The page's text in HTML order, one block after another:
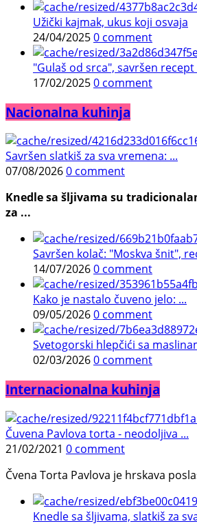
Užički kajmak, ukus koji osvaja
24/04/20250 comment
"Gulaš od srca", savršen recept
17/02/20250 comment
Nacionalna kuhinja
Savršen slatkiš za sva vremena: ...
07/08/20260 comment
Knedle sa šljivama su
za ...
Savršen kolač: "Moskva šnit",
14/07/20260 comment
Kako je nastalo čuveno jelo: ...
09/05/20260 comment
Svetogorski hlepčići sa
02/03/20260 comment
Internacionalna kuhinja
Čuvena Pavlova torta - neodoljiva ...
21/02/2021 0 comment
Čvena Torta Pavlova je hrskava
Knedle sa šljivama, slatkiš za